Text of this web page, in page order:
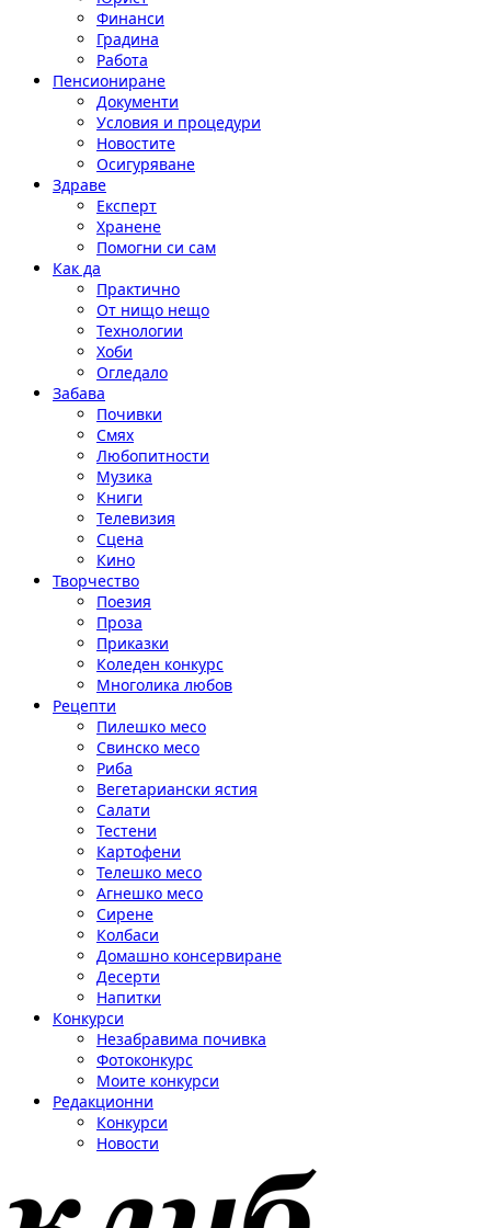
Финанси
Градина
Работа
Пенсиониране
Документи
Условия и процедури
Новостите
Осигуряване
Здраве
Експерт
Хранене
Помогни си сам
Как да
Практично
От нищо нещо
Технологии
Хоби
Огледало
Забава
Почивки
Смях
Любопитности
Музика
Книги
Телевизия
Сцена
Кино
Творчество
Поезия
Проза
Приказки
Коледен конкурс
Многолика любов
Рецепти
Пилешко месо
Свинско месо
Риба
Вегетариански ястия
Салати
Тестени
Картофени
Телешко месо
Агнешко месо
Сирене
Колбаси
Домашно консервиране
Десерти
Напитки
Конкурси
Незабравима почивка
Фотоконкурс
Моите конкурси
Редакционни
Конкурси
Новости